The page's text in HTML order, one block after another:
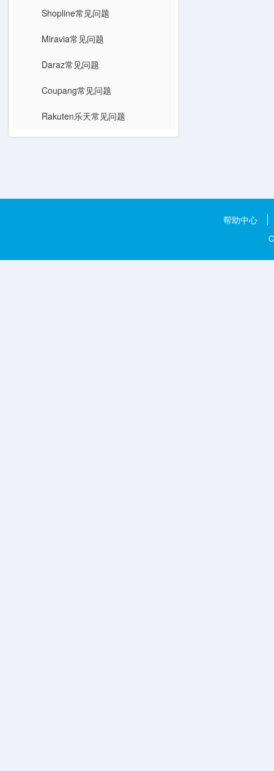
Shopline常见问题
Miravia常见问题
Daraz常见问题
Coupang常见问题
Rakuten乐天常见问题
帮助中心